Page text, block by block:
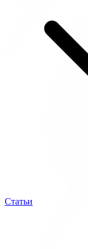
Статьи